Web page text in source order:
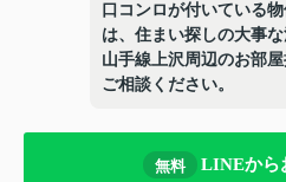
口コンロが付いている
は、住まい探しの大事
山手線上沢周辺のお部
ご相談ください。
無料 LINEから